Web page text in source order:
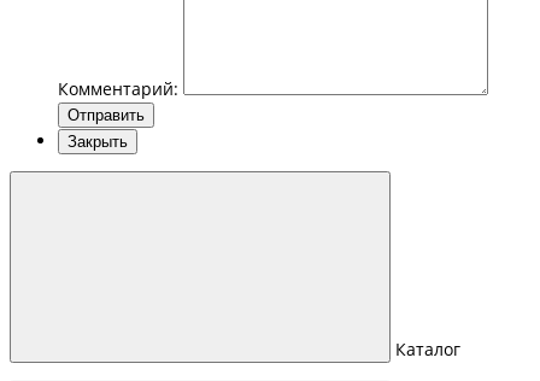
Комментарий:
Отправить
Закрыть
Каталог